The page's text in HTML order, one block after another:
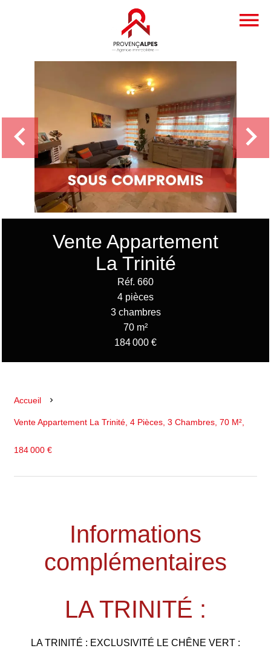
Vente Appartement
La Trinité
Réf. 660
4 pièces
3 chambres
70 m²
184 000 €
Accueil
Vente Appartement La Trinité, 4 Pièces, 3 Chambres, 70 M²,
184 000 €
Informations
complémentaires
LA TRINITÉ :
LA TRINITÉ : EXCLUSIVITÉ LE CHÊNE VERT :